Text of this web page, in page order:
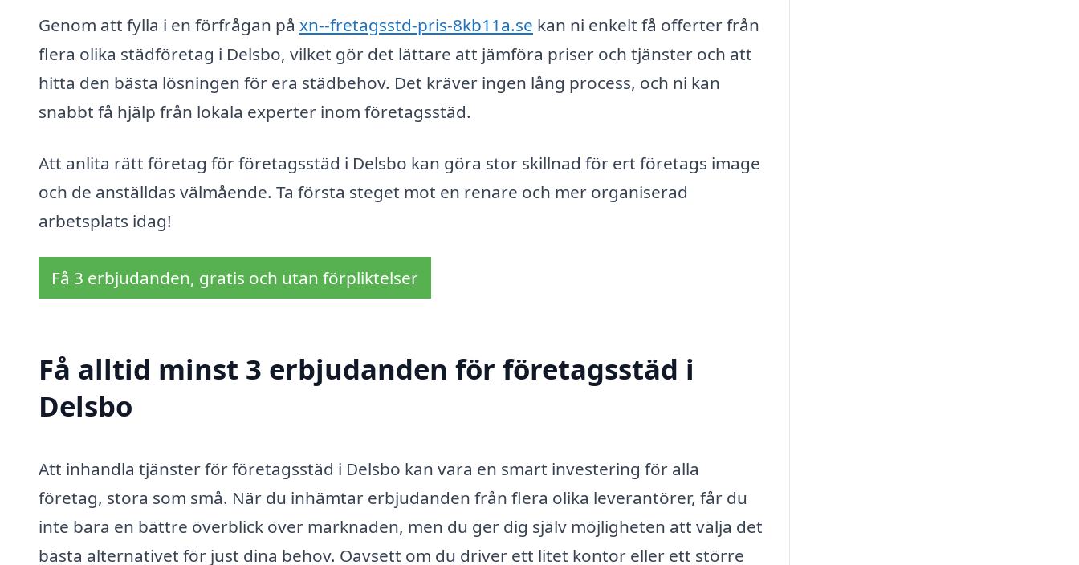
Genom att fylla i en förfrågan på xn--fretagsstd-pris-8kb11a.se kan ni enkelt få offerter från
flera olika städföretag i Delsbo, vilket gör det lättare att jämföra priser och tjänster och att
hitta den bästa lösningen för era städbehov. Det kräver ingen lång process, och ni kan
snabbt få hjälp från lokala experter inom företagsstäd.
Att anlita rätt företag för företagsstäd i Delsbo kan göra stor skillnad för ert företags image
och de anställdas välmående. Ta första steget mot en renare och mer organiserad
arbetsplats idag!
Få 3 erbjudanden, gratis och utan förpliktelser
Få alltid minst 3 erbjudanden för företagsstäd i
Delsbo
Att inhandla tjänster för företagsstäd i Delsbo kan vara en smart investering för alla
företag, stora som små. När du inhämtar erbjudanden från flera olika leverantörer, får du
inte bara en bättre överblick över marknaden, men du ger dig själv möjligheten att välja det
bästa alternativet för just dina behov. Oavsett om du driver ett litet kontor eller ett större